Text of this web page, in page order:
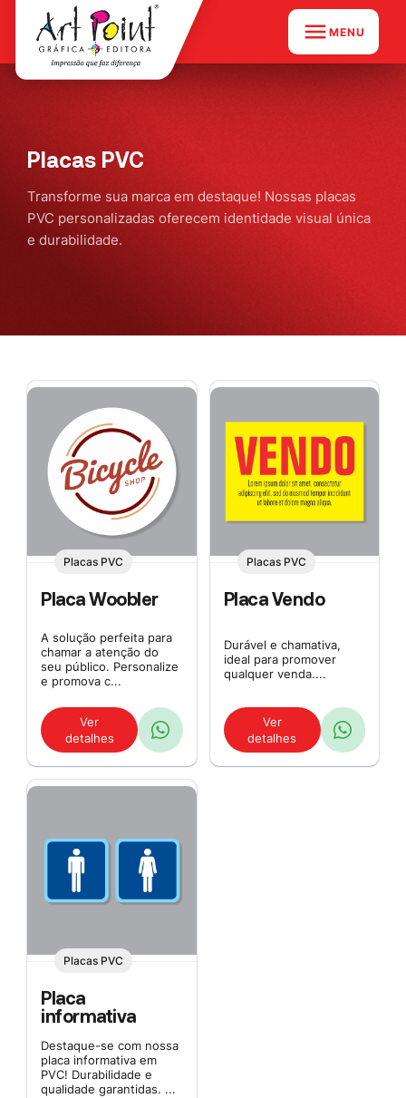
MENU
Placas PVC
Transforme sua marca em destaque! Nossas placas
PVC personalizadas oferecem identidade visual única
e durabilidade.
Placas PVC
Placa Woobler
A solução perfeita para
chamar a atenção do
seu público. Personalize
e promova c...
Ver
detalhes
Placas PVC
Placa Vendo
Durável e chamativa,
ideal para promover
qualquer venda....
Ver
detalhes
Placas PVC
Placa
informativa
Destaque-se com nossa
placa informativa em
PVC! Durabilidade e
qualidade garantidas. ...